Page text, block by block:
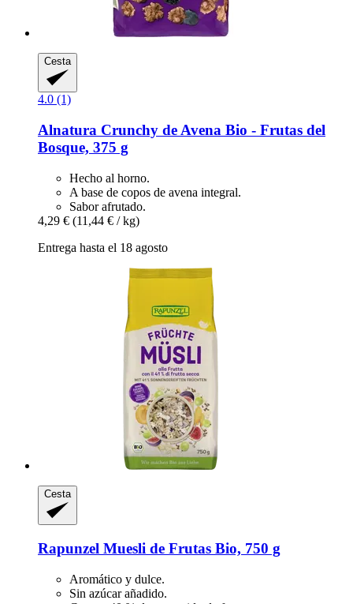
Cesta
4.0 (1)
Alnatura Crunchy de Avena Bio -​ Frutas del
Bosque, 375 g
Hecho al horno.
A base de copos de avena integral.
Sabor afrutado.
4,29 € (11,44 € / kg)
Entrega hasta el 18 agosto
Cesta
Rapunzel Muesli de Frutas Bio, 750 g
Aromático y dulce.
Sin azúcar añadido.